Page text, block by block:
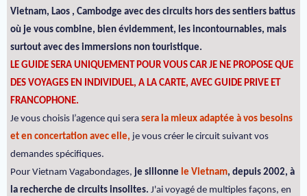
Vietnam, Laos , Cambodge avec des circuits hors des sentiers battus
où je vous combine, bien évidemment, les incontournables, mais
surtout avec des immersions non touristique.
LE GUIDE SERA UNIQUEMENT POUR VOUS CAR JE NE PROPOSE QUE
DES VOYAGES EN INDIVIDUEL, A LA CARTE, AVEC GUIDE PRIVE ET
FRANCOPHONE.
Je vous choisis l’agence qui sera sera la mieux adaptée à vos besoins
et en concertation avec elle, je vous créer le circuit suivant vos
demandes spécifiques.
Pour Vietnam Vagabondages, je sillonne le Vietnam, depuis 2002, à
la recherche de circuits insolites. J'ai voyagé de multiples façons, en